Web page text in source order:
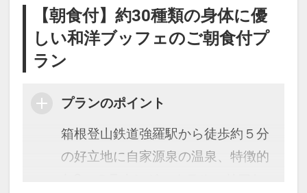
※セミダブル客室にはシャワー・バ
スタブはついていません。
※ツインルームはシャワーブースの
広々としたリビングスペースと簡易
キッチンを備えており、中長期のご
【朝食付】約30種類の身体に優
しい和洋ブッフェのご朝食付プ
ラン
プランのポイント
箱根登山鉄道強羅駅から徒歩約５分
の好立地に自家源泉の温泉、特徴的